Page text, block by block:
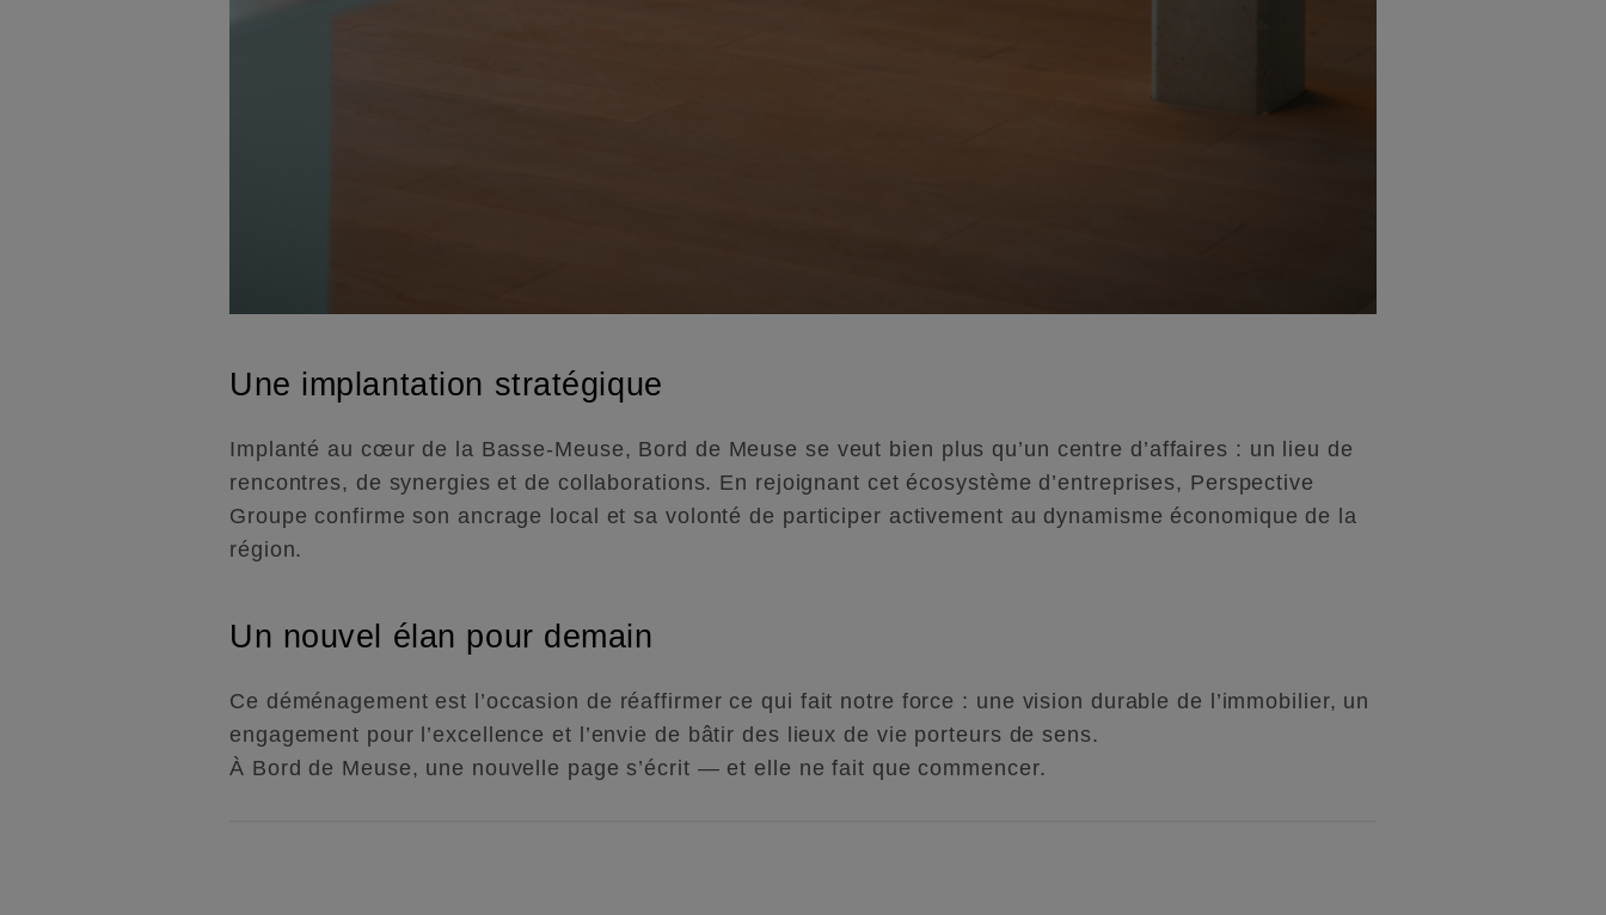
Une implantation stratégique
Implanté au cœur de la Basse-Meuse, Bord de Meuse se veut bien plus qu’un centre d’affaires : un lieu de
rencontres, de synergies et de collaborations. En rejoignant cet écosystème d’entreprises, Perspective
Groupe confirme son ancrage local et sa volonté de participer activement au dynamisme économique de la
région.
Un nouvel élan pour demain
Ce déménagement est l’occasion de réaffirmer ce qui fait notre force : une vision durable de l’immobilier, un
engagement pour l’excellence et l’envie de bâtir des lieux de vie porteurs de sens.
À Bord de Meuse, une nouvelle page s’écrit — et elle ne fait que commencer.